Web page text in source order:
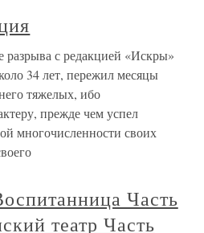
с редакцией «Искры»
34 лет, пережил месяцы
тяжелых, ибо
прежде чем успел
многочисленности своих
Часть
театр Часть